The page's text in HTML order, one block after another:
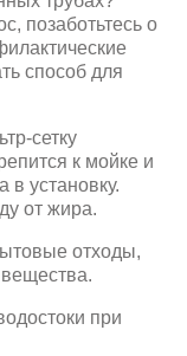
позаботьтесь о
способ для
сетку
к мойке и
установку.
от жира.
отходы,
при